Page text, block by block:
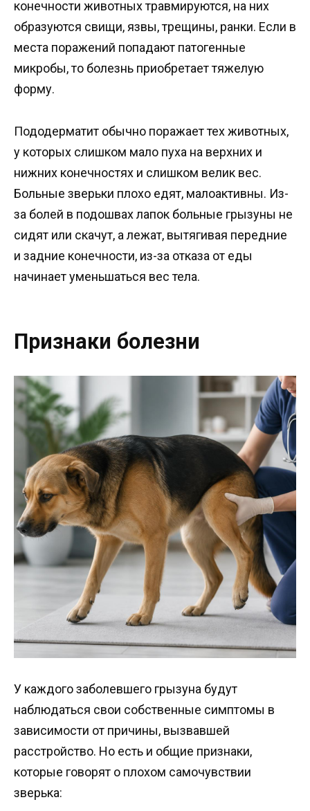
конечности животных травмируются, на них
образуются свищи, язвы, трещины, ранки. Если в
места поражений попадают патогенные
микробы, то болезнь приобретает тяжелую
форму.
Пододерматит обычно поражает тех животных,
у которых слишком мало пуха на верхних и
нижних конечностях и слишком велик вес.
Больные зверьки плохо едят, малоактивны. Из-
за болей в подошвах лапок больные грызуны не
сидят или скачут, а лежат, вытягивая передние
и задние конечности, из-за отказа от еды
начинает уменьшаться вес тела.
Признаки болезни
У каждого заболевшего грызуна будут
наблюдаться свои собственные симптомы в
зависимости от причины, вызвавшей
расстройство. Но есть и общие признаки,
которые говорят о плохом самочувствии
зверька: